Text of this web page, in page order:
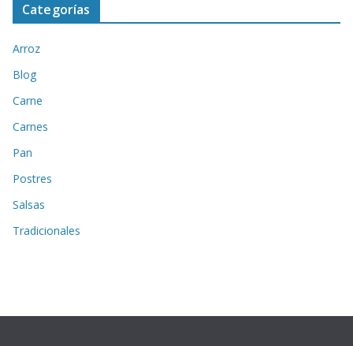
Categorías
Arroz
Blog
Carne
Carnes
Pan
Postres
Salsas
Tradicionales